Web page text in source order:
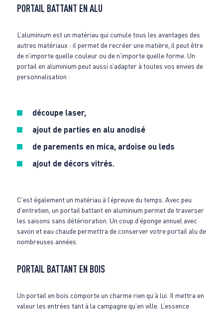
PORTAIL BATTANT EN ALU
L’aluminium est un matériau qui cumule tous les avantages des
autres matériaux : il permet de recréer une matière, il peut être
de n’importe quelle couleur ou de n’importe quelle forme. Un
portail en aluminium peut aussi s’adapter à toutes vos envies de
personnalisation :
découpe laser,
ajout de parties en alu anodisé
de parements en mica, ardoise ou leds
ajout de décors vitrés.
C’est également un matériau à l’épreuve du temps. Avec peu
d’entretien, un portail battant en aluminium permet de traverser
les saisons sans détérioration. Un coup d’éponge annuel avec
savon et eau chaude permettra de conserver votre portail alu de
nombreuses années.
PORTAIL BATTANT EN BOIS
Un portail en bois comporte un charme rien qu’à lui. Il mettra en
valeur les entrées tant à la campagne qu’en ville. L’essence